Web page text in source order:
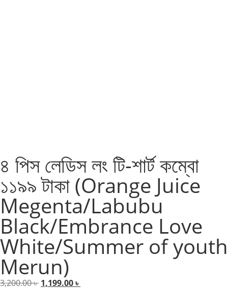
৪ পিস লেডিস লং টি-শার্ট কম্বো
১১৯৯ টাকা (Orange Juice
Megenta/Labubu
Black/Embrance Love
White/Summer of youth
Merun)
3,200.00৳ 1,199.00৳